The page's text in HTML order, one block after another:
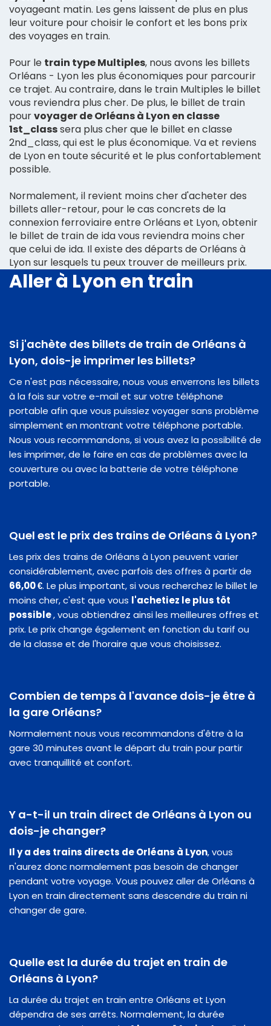
voyageant matin. Les gens laissent de plus en plus
leur voiture pour choisir le confort et les bons prix
des voyages en train.
Pour le train type Multiples, nous avons les billets
Orléans - Lyon les plus économiques pour parcourir
ce trajet. Au contraire, dans le train Multiples le billet
vous reviendra plus cher. De plus, le billet de train
pourvoyager de Orléans à Lyon en classe
1st_classsera plus cher que le billet en classe
2nd_class, qui est le plus économique. Va et reviens
de Lyon en toute sécurité et le plus confortablement
possible.
Normalement, il revient moins cher d'acheter des
billets aller-retour, pour le cas concrets de la
connexion ferroviaire entre Orléans et Lyon, obtenir
le billet de train de ida vous reviendra moins cher
que celui de ida. Il existe des départs de Orléans à
Lyon sur lesquels tu peux trouver de meilleurs prix.
Aller à Lyon en train
Si j'achète des billets de train de Orléans à
Lyon, dois-je imprimer les billets?
Ce n'est pas nécessaire, nous vous enverrons les billets
à la fois sur votre e-mail et sur votre téléphone
portable afin que vous puissiez voyager sans problème
simplement en montrant votre téléphone portable.
Nous vous recommandons, si vous avez la possibilité de
les imprimer, de le faire en cas de problèmes avec la
couverture ou avec la batterie de votre téléphone
portable.
Quel est le prix des trains de Orléans à Lyon?
Les prix des trains de Orléans à Lyon peuvent varier
considérablement, avec parfois des offres à partir de
66,00 €. Le plus important, si vous recherchez le billet le
moins cher, c'est que vous l'achetiez le plus tôt
possible, vous obtiendrez ainsi les meilleures offres et
prix. Le prix change également en fonction du tarif ou
de la classe et de l'horaire que vous choisissez.
Combien de temps à l'avance dois-je être à
la gare Orléans?
Normalement nous vous recommandons d'être à la
gare 30 minutes avant le départ du train pour partir
avec tranquillité et confort.
Y a-t-il un train direct de Orléans à Lyon ou
dois-je changer?
Il y a des trains directs de Orléans à Lyon, vous
n'aurez donc normalement pas besoin de changer
pendant votre voyage. Vous pouvez aller de Orléans à
Lyon en train directement sans descendre du train ni
changer de gare.
Quelle est la durée du trajet en train de
Orléans à Lyon?
La durée du trajet en train entre Orléans et Lyon
dépendra de ses arrêts. Normalement, la durée